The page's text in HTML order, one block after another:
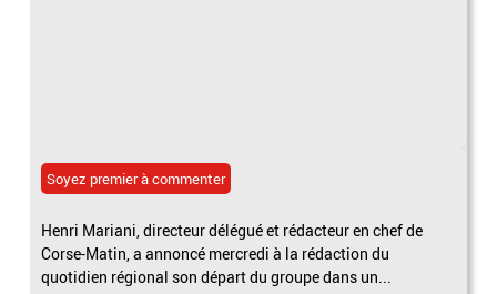
Soyez premier à commenter
Henri Mariani, directeur délégué et rédacteur en chef de
Corse-Matin, a annoncé mercredi à la rédaction du
quotidien régional son départ du groupe dans un...